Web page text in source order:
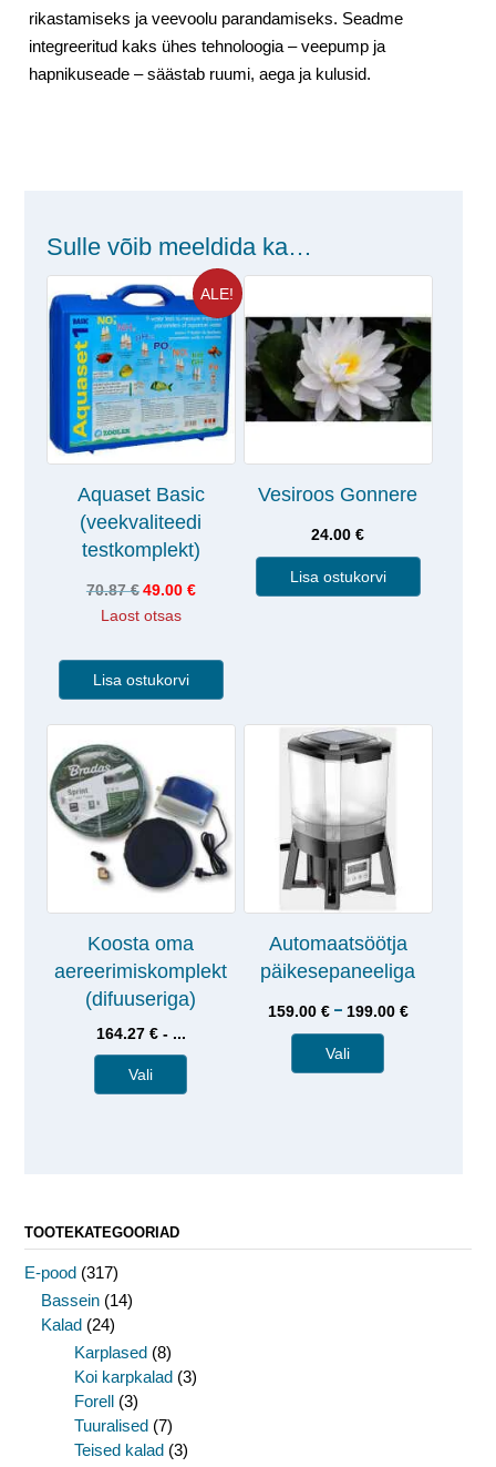
rikastamiseks ja veevoolu parandamiseks. Seadme
integreeritud kaks ühes tehnoloogia – veepump ja
hapnikuseade – säästab ruumi, aega ja kulusid.
Sulle võib meeldida ka…
ALE!
Aquaset Basic
(veekvaliteedi
testkomplekt)
70.87€49.00 €
Laost otsas
Lisa ostukorvi
Vesiroos Gonnere
24.00€
Lisa ostukorvi
Koosta oma
aereerimiskomplekt
(difuuseriga)
164.27 € - ...
Vali
Automaatsöötja
päikesepaneeliga
159.00 € – 199.00 €
Vali
TOOTEKATEGOORIAD
E-pood (317)
Bassein (14)
Kalad (24)
Karplased (8)
Koi karpkalad (3)
Forell (3)
Tuuralised (7)
Teised kalad (3)